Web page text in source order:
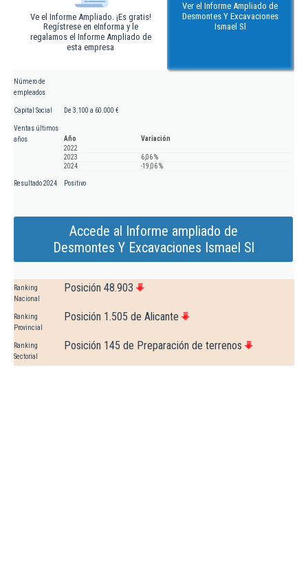
Ve el Informe Ampliado. ¡Es gratis!
Regístrese en eInforma y le
regalamos el Informe Ampliado de
esta empresa
Ver el Informe Ampliado de
Desmontes Y Excavaciones
Ismael Sl
Número de
empleados
Capital Social De 3.100 a 60.000 €
Ventas últimos
años
Año
Variación
2022
2023
6,06 %
2024
-19,06 %
Resultado 2024 Positivo
Accede al Informe ampliado de
Desmontes Y Excavaciones Ismael Sl
Ranking
Nacional
Posición 48.903
Ranking
Provincial
Posición 1.505 de Alicante
Ranking
Sectorial
Posición 145 de Preparación de terrenos